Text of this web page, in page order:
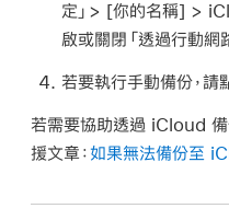
定」> [你的名稱] >
啟或關閉「透過行動網
若要執行手動備份，請
若需要協助透過 iCloud
援文章：如果無法備份至